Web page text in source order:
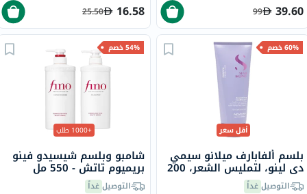
39.60
99
16.58
25.50
60% خصم
أقل سعر
بلسم ألفابارف ميلانو سيمي
دي لينو، لتمليس الشعر، 200
ملالتوصيلغداً
54% خصم
+1000 طلب
شامبو وبلسم شيسيدو فينو
بريميوم تاتش - 550 مل
التوصيلغداً